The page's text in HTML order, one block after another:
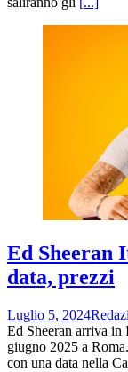
Ed Sheeran
data, prezzi
Luglio 5, 2024
Ed Sheeran arriva
giugno 2025 a
con una data nella